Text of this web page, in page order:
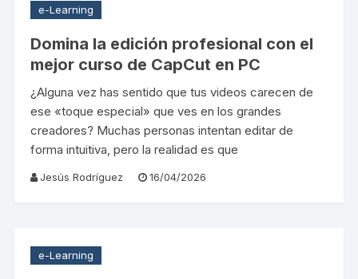
e-Learning
Domina la edición profesional con el
mejor curso de CapCut en PC
¿Alguna vez has sentido que tus videos carecen de
ese «toque especial» que ves en los grandes
creadores? Muchas personas intentan editar de
forma intuitiva, pero la realidad es que
Jesús Rodríguez 16/04/2026
e-Learning